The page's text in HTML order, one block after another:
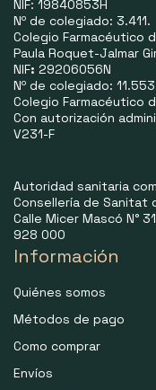
NIF: 19840853H
Nº de colegiado: 3.411.
Colegio Farmacéutico
Paula Roquet-Jalmar
NIF: 29206056N
Nº de colegiado:
Colegio Farmacéutico
Con autorización
V231-F
Autoridad sanitaria
Consellería de Sanitat
Calle Micer Mascó N°
928 000
Información
Quiénes somos
Métodos de pago
Como comprar
Envíos